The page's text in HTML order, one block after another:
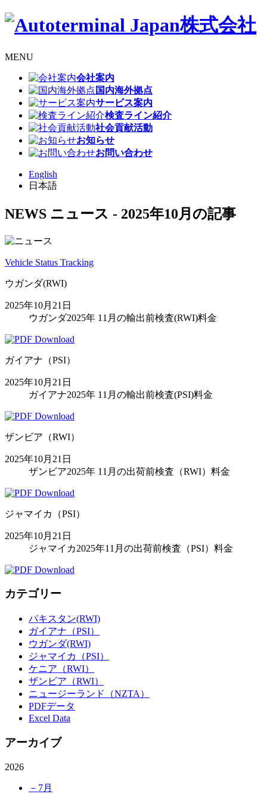
MENU
会社案内
国内海外拠点
サービス案内
検査ライン紹介
社会貢献活動
お知らせ
お問い合わせ
English
日本語
NEWS ニュース - 2025年10月の記事
Vehicle Status Tracking
ウガンダ(RWI)
2025年10月21日
ウガンダ2025年 11月の輸出前検査(RWI)料金
ガイアナ（PSI）
2025年10月21日
ガイアナ2025年 11月の輸出前検査(PSI)料金
ザンビア（RWI）
2025年10月21日
ザンビア2025年 11月の出荷前検査（RWI）料金
ジャマイカ（PSI）
2025年10月21日
ジャマイカ2025年11月の出荷前検査（PSI）料金
カテゴリー
パキスタン(RWI)
ガイアナ（PSI）
ウガンダ(RWI)
ジャマイカ（PSI）
ケニア（RWI）
ザンビア（RWI）
ニュージーランド（NZTA）
PDFデータ
Excel Data
アーカイブ
2026
－7月